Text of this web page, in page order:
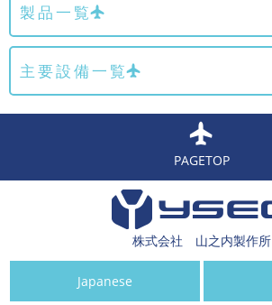
製品一覧
主要設備一覧
PAGETOP
株式会社 山之内製作所
Japanese